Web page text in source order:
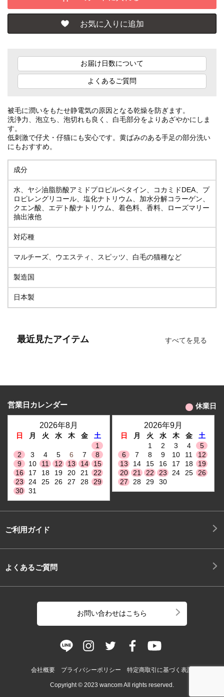
お届け日数について
よくあるご質問
被毛に潤いをもたせ静電気の原因となる乾燥を防ぎます。
洗浄力、泡立ち、泡切れも良く、白毛部分をよりあざやかにしま
す。
低刺激で仔犬・仔猫にも安心です。黄ばみのある手足の部分洗い
にもおすすめ。
成分
水、ヤシ油脂肪酸アミドプロピルベタイン、コカミドDEA、プ
ロピレングリコール、塩化ナトリウム、加水分解コラーゲン、
クエン酸、エデト酸ナトリウム、着色料、香料、ローズマリー
抽出液他
対応種
マルチーズ、ウエスティ、スピッツ、白毛の猫種など
製造国
日本製
最近見たアイテム すべてを見る
営業日カレンダー 休業日
2026年8月
日 月 火 水 木 金
土
1
2
3 4 5 6 7
8
9
10 11 12 13 14
15
16
17 18 19 20 21
22
23
24 25 26 27 28
29
30
31
2026年9月
日 月 火 水 木 金
土
1
2 3 4
5
6
7 8 9 10 11
12
13
14 15 16 17 18
19
20
21 22 23 24 25
26
27
28 29 30
ご利用ガイド
よくあるご質問
お問い合わせはこちら
会社概要 プライバシーポリシー 特定商取引に基づく表記
Copyright © 2023 wancom All rights reserved.